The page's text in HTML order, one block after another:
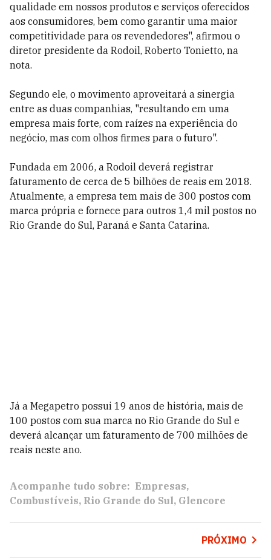
qualidade em nossos produtos e serviços oferecidos
aos consumidores, bem como garantir uma maior
competitividade para os revendedores", afirmou o
diretor presidente da Rodoil, Roberto Tonietto, na
nota.
Segundo ele, o movimento aproveitará a sinergia
entre as duas companhias, "resultando em uma
empresa mais forte, com raízes na experiência do
negócio, mas com olhos firmes para o futuro".
Fundada em 2006, a Rodoil deverá registrar
faturamento de cerca de 5 bilhões de reais em 2018.
Atualmente, a empresa tem mais de 300 postos com
marca própria e fornece para outros 1,4 mil postos no
Rio Grande do Sul, Paraná e Santa Catarina.
Já a Megapetro possui 19 anos de história, mais de
100 postos com sua marca no Rio Grande do Sul e
deverá alcançar um faturamento de 700 milhões de
reais neste ano.
Acompanhe tudo sobre: Empresas
Combustíveis Rio Grande do Sul Glencore
PRÓXIMO